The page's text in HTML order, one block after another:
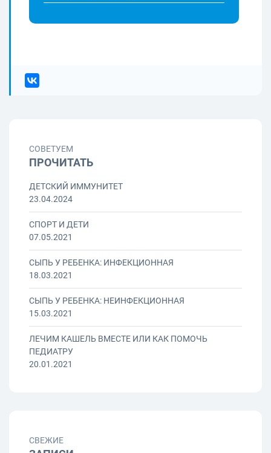
СОВЕТУЕМ
ПРОЧИТАТЬ
ДЕТСКИЙ ИММУНИТЕТ
23.04.2024
СПОРТ И ДЕТИ
07.05.2021
СЫПЬ У РЕБЕНКА: ИНФЕКЦИОННАЯ
18.03.2021
СЫПЬ У РЕБЕНКА: НЕИНФЕКЦИОННАЯ
15.03.2021
ЛЕЧИМ КАШЕЛЬ ВМЕСТЕ ИЛИ КАК ПОМОЧЬ
ПЕДИАТРУ
20.01.2021
СВЕЖИЕ